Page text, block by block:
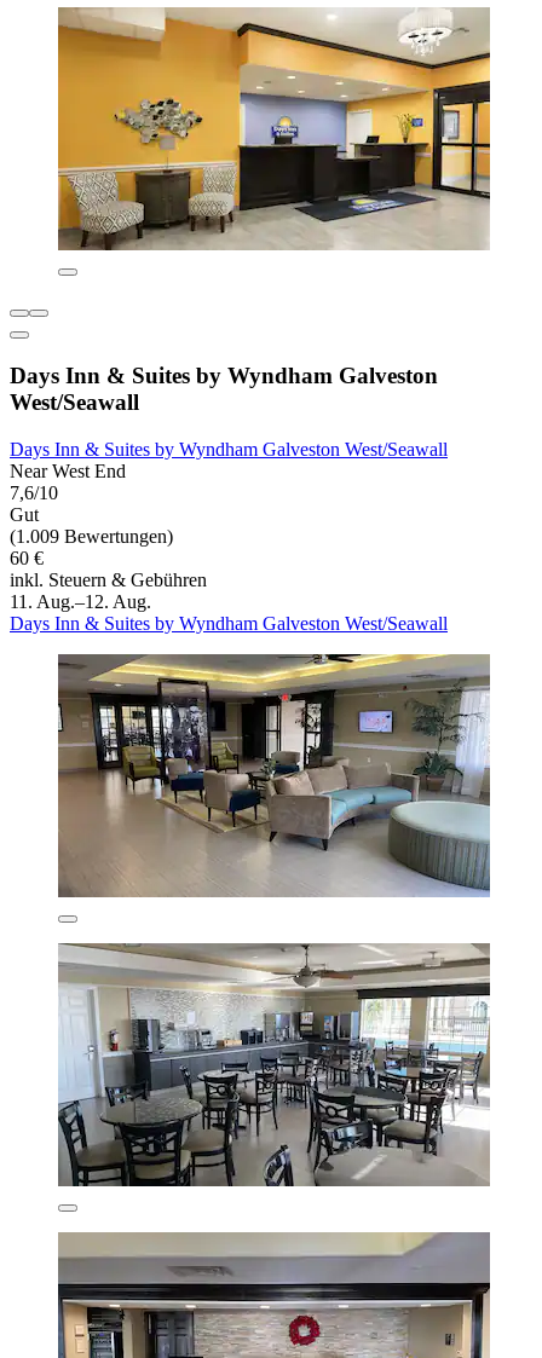
Days Inn & Suites by Wyndham Galveston
West/Seawall
Days Inn & Suites by Wyndham Galveston West/Seawall
Near West End
7,6/10
Gut
(1.009 Bewertungen)
60 €
inkl. Steuern & Gebühren
11. Aug.–12. Aug.
Days Inn & Suites by Wyndham Galveston West/Seawall